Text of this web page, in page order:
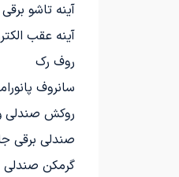
آینه تاشو برقی
آینه عقب
روف رک
سانروف
روکش صندلی
صندلی برقی
گرمکن صندلی